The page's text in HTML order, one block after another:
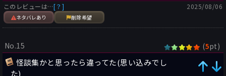
このレビューは…[？]
ネタバレあり 削除希望
2025/08/06
No.15 (5pt)
怪談集かと思ったら違ってた(思い込みでし
た)